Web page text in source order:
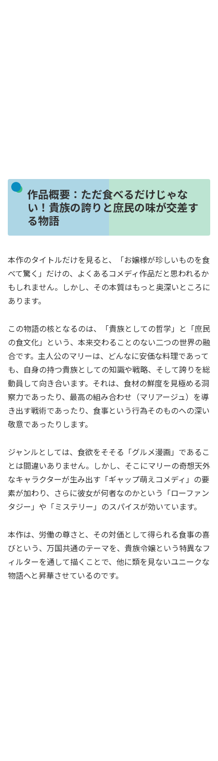
作品概要：ただ食べるだけじゃな
い！貴族の誇りと庶民の味が交差す
る物語
本作のタイトルだけを見ると、「お嬢様が珍しいものを食
べて驚く」だけの、よくあるコメディ作品だと思われるか
もしれません。しかし、その本質はもっと奥深いところに
あります。
この物語の核となるのは、「貴族としての哲学」と「庶民
の食文化」という、本来交わることのない二つの世界の融
合です。主人公のマリーは、どんなに安価な料理であって
も、自身の持つ貴族としての知識や戦略、そして誇りを総
動員して向き合います。それは、食材の鮮度を見極める洞
察力であったり、最高の組み合わせ（マリアージュ）を導
き出す戦術であったり、食事という行為そのものへの深い
敬意であったりします。
ジャンルとしては、食欲をそそる「グルメ漫画」であるこ
とは間違いありません。しかし、そこにマリーの奇想天外
なキャラクターが生み出す「ギャップ萌えコメディ」の要
素が加わり、さらに彼女が何者なのかという「ローファン
タジー」や「ミステリー」のスパイスが効いています。
本作は、労働の尊さと、その対価として得られる食事の喜
びという、万国共通のテーマを、貴族令嬢という特異なフ
ィルターを通して描くことで、他に類を見ないユニークな
物語へと昇華させているのです。